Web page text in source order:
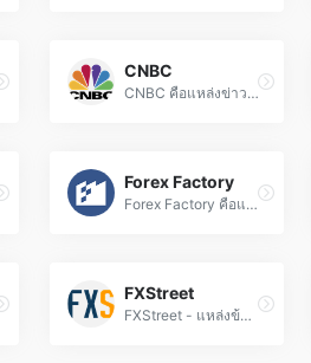
CNBC
CNBC คือแหล่งข่าวฟอเร็กซ์และตลาดการเงินชั้นนำ อัปเดตข่าวสารการเงินทั่วโลก วิเคราะห์ตลาด และข้อมูลเชิงลึกสำหรับนักลงทุนทุกประเภท
Forex Factory
Forex Factory คือแหล่งข้อมูลข่าวเศรษฐกิจและปฏิทินข่าว Forex อัปเดตแบบเรียลไทม์ ช่วยวิเคราะห์ตลาดและตัดสินใจเทรดด้วยข้อมูลความน่าเชื่อถือสูง
FXStreet
FXStreet - แหล่งข้อมูลฟอเร็กซ์อันดับหนึ่ง อัปเดตข่าววิเคราะห์ตลาดสกุลเงิน อัตราแลกเปลี่ยน และสัญญาณเทคนิคแบบเรียลไทม์ สำหรับเทรดเดอร์ทุกระดับ